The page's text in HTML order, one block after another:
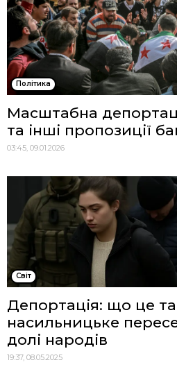
Політика
Масштабна
та інші пропозиції
03:45, 09.01.2026
Cвіт
Депортація: що це
насильницьке
долі народів
19:37, 08.05.2025